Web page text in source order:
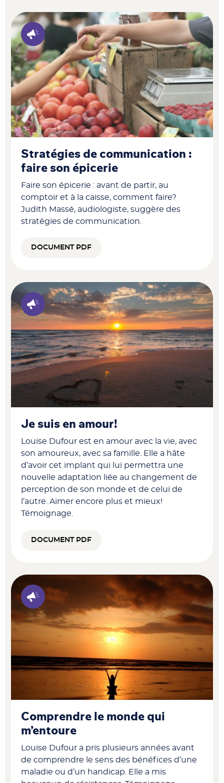
Stratégies de communication :
faire son épicerie
Faire son épicerie : avant de partir, au
comptoir et à la caisse, comment faire?
Judith Massé, audiologiste, suggère des
stratégies de communication.
DOCUMENT PDF
Je suis en amour!
Louise Dufour est en amour avec la vie, avec
son amoureux, avec sa famille. Elle a hâte
d’avoir cet implant qui lui permettra une
nouvelle adaptation liée au changement de
perception de son monde et de celui de
l’autre. Aimer encore plus et mieux!
Témoignage.
DOCUMENT PDF
Comprendre le monde qui
m’entoure
Louise Dufour a pris plusieurs années avant
de comprendre le sens des bénéfices d’une
maladie ou d’un handicap. Elle a mis